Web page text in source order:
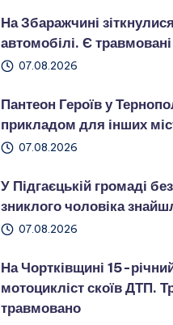
На Збаражчині
автомобілі. Є травмовані
07.08.2026
Пантеон Героїв у
прикладом для інших
07.08.2026
У Підгаєцькій громаді
зниклого чоловіка
07.08.2026
На Чортківщині 15-
мотоцикліст скоїв ДТП.
травмовано